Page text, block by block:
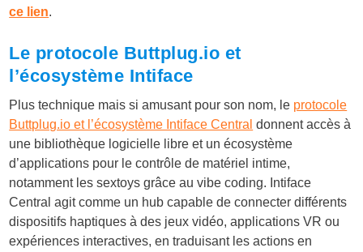
ce lien.
Le protocole Buttplug.io et
l’écosystème Intiface
Plus technique mais si amusant pour son nom, le protocole
Buttplug.io et l’écosystème Intiface Central donnent accès à
une bibliothèque logicielle libre et un écosystème
d’applications pour le contrôle de matériel intime,
notamment les sextoys grâce au vibe coding. Intiface
Central agit comme un hub capable de connecter différents
dispositifs haptiques à des jeux vidéo, applications VR ou
expériences interactives, en traduisant les actions en